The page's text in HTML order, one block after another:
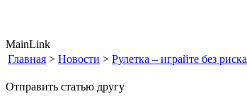
MainLink
Главная > Новости > Рулетка – играйте без риска
Отправить статью другу